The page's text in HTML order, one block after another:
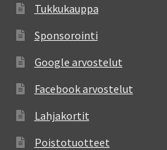
Tukkukauppa
Sponsorointi
Google arvostelut
Facebook arvostelut
Lahjakortit
Poistotuotteet